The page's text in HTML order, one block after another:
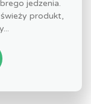
jedzenia.
produkt,